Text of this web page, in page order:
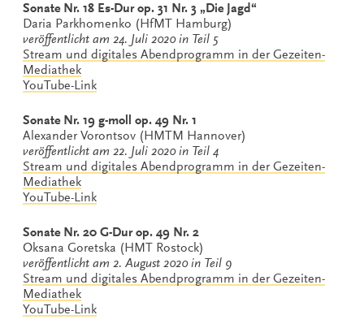
Sonate Nr. 18 Es-Dur op. 31 Nr. 3 „Die Jagd“
Daria Parkhomenko (HfMT Hamburg)
veröffentlicht am 24. Juli 2020 in Teil 5
Stream und digitales Abendprogramm in der Gezeiten-
Mediathek
YouTube-Link
Sonate Nr. 19 g-moll op. 49 Nr. 1
Alexander Vorontsov (HMTM Hannover)
veröffentlicht am 22. Juli 2020 in Teil 4
Stream und digitales Abendprogramm in der Gezeiten-
Mediathek
YouTube-Link
Sonate Nr. 20 G-Dur op. 49 Nr. 2
Oksana Goretska (HMT Rostock)
veröffentlicht am 2. August 2020 in Teil 9
Stream und digitales Abendprogramm in der Gezeiten-
Mediathek
YouTube-Link